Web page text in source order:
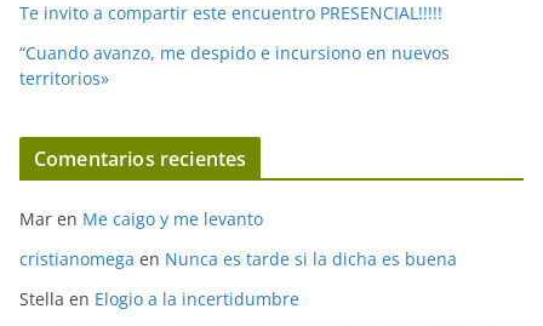
Te invito a compartir este encuentro PRESENCIAL!!!!!
“Cuando avanzo, me despido e incursiono en nuevos
territorios»
Comentarios recientes
Mar en Me caigo y me levanto
cristianomega en Nunca es tarde si la dicha es buena
Stella en Elogio a la incertidumbre